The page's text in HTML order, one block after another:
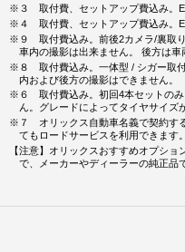
※３ 取付費、セットアップ費込み。
※４ 取付費、セットアップ費込み。
※９ 取付費込み。前後2カメラ/裏取り
車内の撮影は出来ません。 後方は車
※８ 取付費込み。一体型 / シガー取
内および後方の撮影はできません。
※６ 取付費込み。初回4本セットのみ
ん。グレードによってタイヤサイズ
※７ オリックス自動車名義で契約す
てもロードサービスを利用できます。
【注意】オリックスおすすめオプシ
で、メーカーやディーラーの純正品